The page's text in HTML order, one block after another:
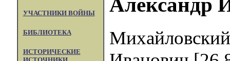
УЧАСТНИКИ ВОЙНЫ
БИБЛИОТЕКА
ИСТОРИЧЕСКИЕ
Александр